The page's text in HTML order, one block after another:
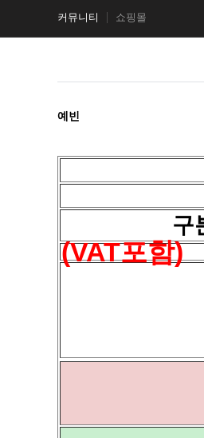
커뮤니티 쇼핑몰
예빈
구
(VAT포함)